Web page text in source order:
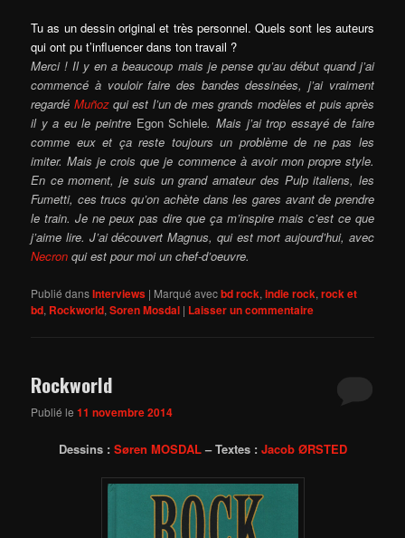
Tu as un dessin original et très personnel. Quels sont les auteurs
qui ont pu t’influencer dans ton travail ?
Merci ! Il y en a beaucoup mais je pense qu’au début quand j’ai
commencé à vouloir faire des bandes dessinées, j’ai vraiment
regardé Muñoz qui est l’un de mes grands modèles et puis après
il y a eu le peintre Egon Schiele. Mais j’ai trop essayé de faire
comme eux et ça reste toujours un problème de ne pas les
imiter. Mais je crois que je commence à avoir mon propre style.
En ce moment, je suis un grand amateur des Pulp italiens, les
Fumetti, ces trucs qu’on achète dans les gares avant de prendre
le train. Je ne peux pas dire que ça m’inspire mais c’est ce que
j’aime lire. J’ai découvert Magnus, qui est mort aujourd’hui, avec
Necronqui est pour moi un chef-d’oeuvre.
Publié dansInterviews | Marqué avecbd rock,indie rock,rock et
bd, Rockworld,Soren Mosdal | Laisser un commentaire
Rockworld
Publié le11 novembre 2014
Dessins : Søren MOSDAL– Textes : Jacob ØRSTED